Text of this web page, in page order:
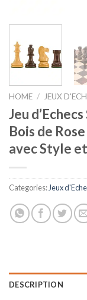
HOME / JEUX
Jeu
Bois de
avec Style
Categories: Jeux
DESCRIPTION